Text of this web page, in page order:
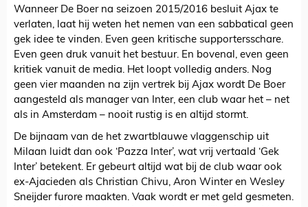
Wanneer De Boer na seizoen 2015/2016 besluit Ajax te
verlaten, laat hij weten het nemen van een sabbatical geen
gek idee te vinden. Even geen kritische supportersschare.
Even geen druk vanuit het bestuur. En bovenal, even geen
kritiek vanuit de media. Het loopt volledig anders. Nog
geen vier maanden na zijn vertrek bij Ajax wordt De Boer
aangesteld als manager van Inter, een club waar het – net
als in Amsterdam – nooit rustig is en altijd stormt.
De bijnaam van de het zwartblauwe vlaggenschip uit
Milaan luidt dan ook ‘Pazza Inter’, wat vrij vertaald ‘Gek
Inter’ betekent. Er gebeurt altijd wat bij de club waar ook
ex-Ajacieden als Christian Chivu, Aron Winter en Wesley
Sneijder furore maakten. Vaak wordt er met geld gesmeten.